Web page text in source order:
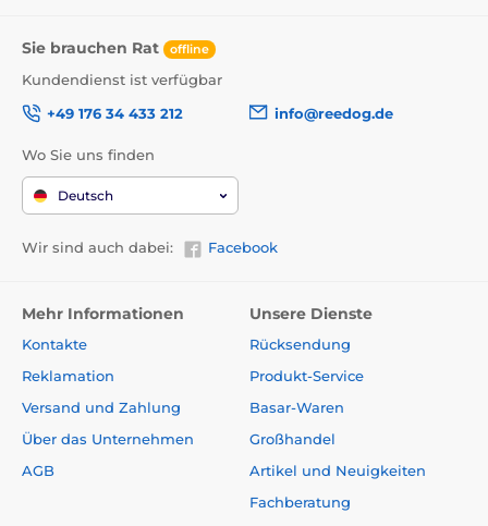
Sie brauchen Rat offline
Kundendienst ist verfügbar
+49 176 34 433 212
info@reedog.de
Wo Sie uns finden
Deutsch
Wir sind auch dabei: Facebook
Mehr Informationen
Kontakte
Reklamation
Versand und Zahlung
Über das Unternehmen
AGB
Unsere Dienste
Rücksendung
Produkt-Service
Basar-Waren
Großhandel
Artikel und Neuigkeiten
Fachberatung